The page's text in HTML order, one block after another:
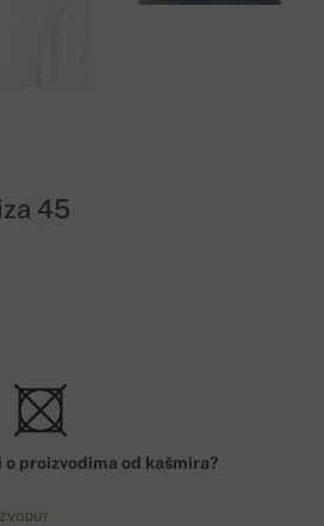
45
proizvodima od kašmira?